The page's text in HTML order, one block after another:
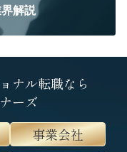
解説
ナル転職なら
ーズ
事業会社